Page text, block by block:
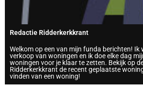
Redactie Ridderkerkkrant
Welkom op een van mijn funda berichten! Ik
verkoop van woningen en ik doe elke dag
woningen voor je klaar te zetten. Bekijk op
Ridderkerkkrant de recent geplaatste
vinden van een woning!